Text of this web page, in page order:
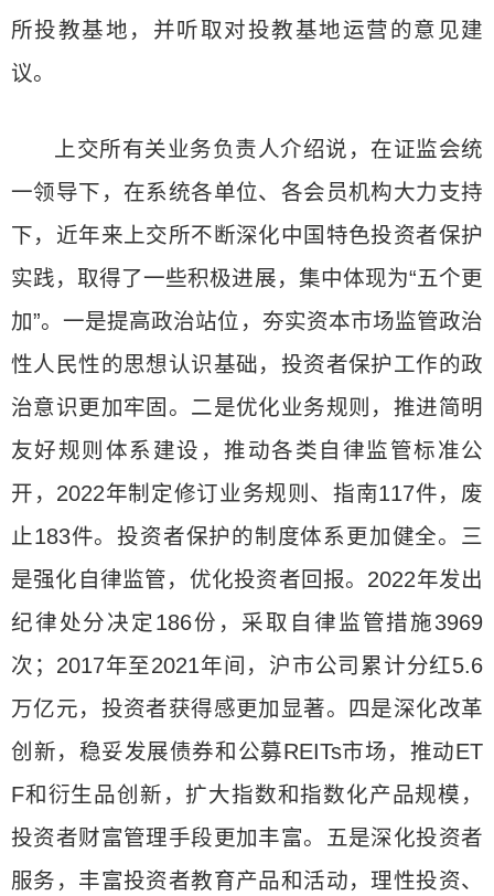
所投教基地，并听取对投教基地运营的意见建
议。
上交所有关业务负责人介绍说，在证监会统
一领导下，在系统各单位、各会员机构大力支持
下，近年来上交所不断深化中国特色投资者保护
实践，取得了一些积极进展，集中体现为“五个更
加”。一是提高政治站位，夯实资本市场监管政治
性人民性的思想认识基础，投资者保护工作的政
治意识更加牢固。二是优化业务规则，推进简明
友好规则体系建设，推动各类自律监管标准公
开，2022年制定修订业务规则、指南117件，废
止183件。投资者保护的制度体系更加健全。三
是强化自律监管，优化投资者回报。2022年发出
纪律处分决定186份，采取自律监管措施3969
次；2017年至2021年间，沪市公司累计分红5.6
万亿元，投资者获得感更加显著。四是深化改革
创新，稳妥发展债券和公募REITs市场，推动ET
F和衍生品创新，扩大指数和指数化产品规模，
投资者财富管理手段更加丰富。五是深化投资者
服务，丰富投资者教育产品和活动，理性投资、